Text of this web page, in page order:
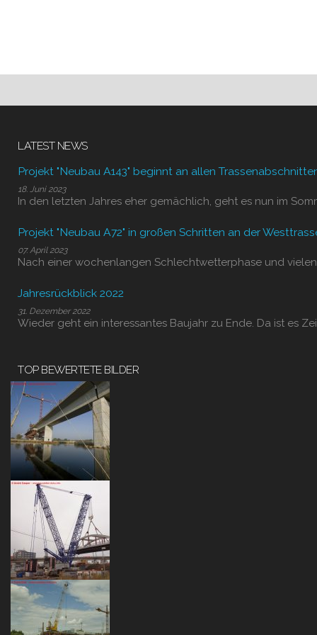
LATEST NEWS
Projekt "Neubau A143" beginnt an allen
18. Juni 2023
In den letzten Jahres eher gemächlich, geht es nun im
Projekt "Neubau A72" in großen Schritten an der
07. April 2023
Nach einer wochenlangen Schlechtwetterphase und
Jahresrückblick 2022
31. Dezember 2022
Wieder geht ein interessantes Baujahr zu Ende. Da ist es
TOP BEWERTETE BILDER